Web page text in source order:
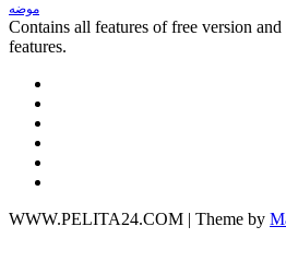
موضه
Contains all features of free version
features.
WWW.PELITA24.COM | Theme by